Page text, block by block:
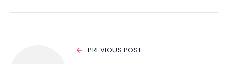
PREVIOUS POST